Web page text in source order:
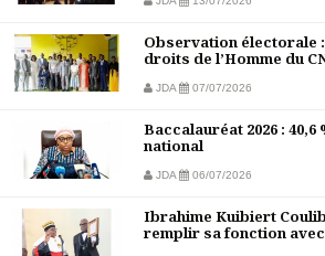
Observation électorale
droits de l’Homme du
JDA 07/07/2026
Baccalauréat 2026 :
national
JDA 06/07/2026
Ibrahime Kuibiert
remplir sa fonction